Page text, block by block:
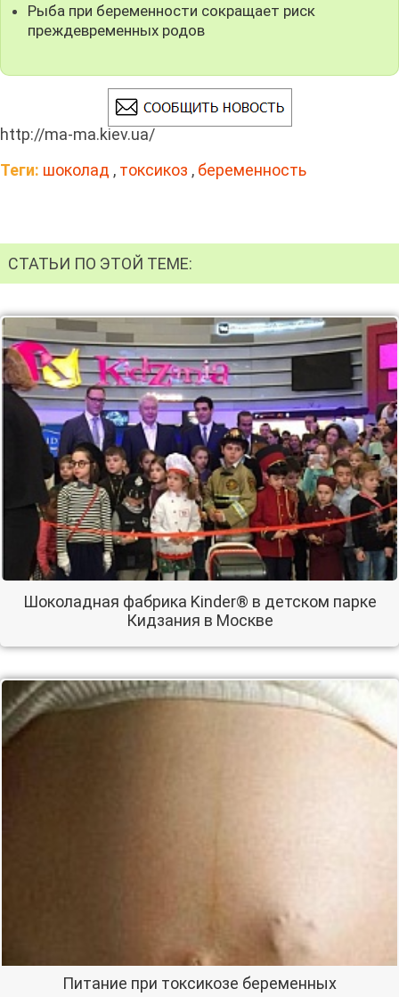
Рыба при беременности сокращает риск
преждевременных родов
http://ma-ma.kiev.ua/
Теги: шоколад , токсикоз , беременность
СТАТЬИ ПО ЭТОЙ ТЕМЕ:
Шоколадная фабрика Kinder® в детском парке
Кидзания в Москве
Питание при токсикозе беременных